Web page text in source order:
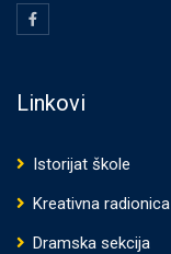
Linkovi
Istorijat škole
Kreativna radionica
Dramska sekcija